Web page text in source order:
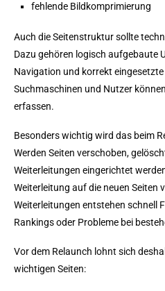
fehlende Bildkomprimierung
Auch die Seitenstruktur sollte
Dazu gehören logisch aufgebaute
Navigation und korrekt
Suchmaschinen und Nutzer
erfassen.
Besonders wichtig wird das beim
Werden Seiten verschoben,
Weiterleitungen eingerichtet
Weiterleitung auf die neuen Seiten
Weiterleitungen entstehen schnell
Rankings oder Probleme bei
Vor dem Relaunch lohnt sich
wichtigen Seiten: